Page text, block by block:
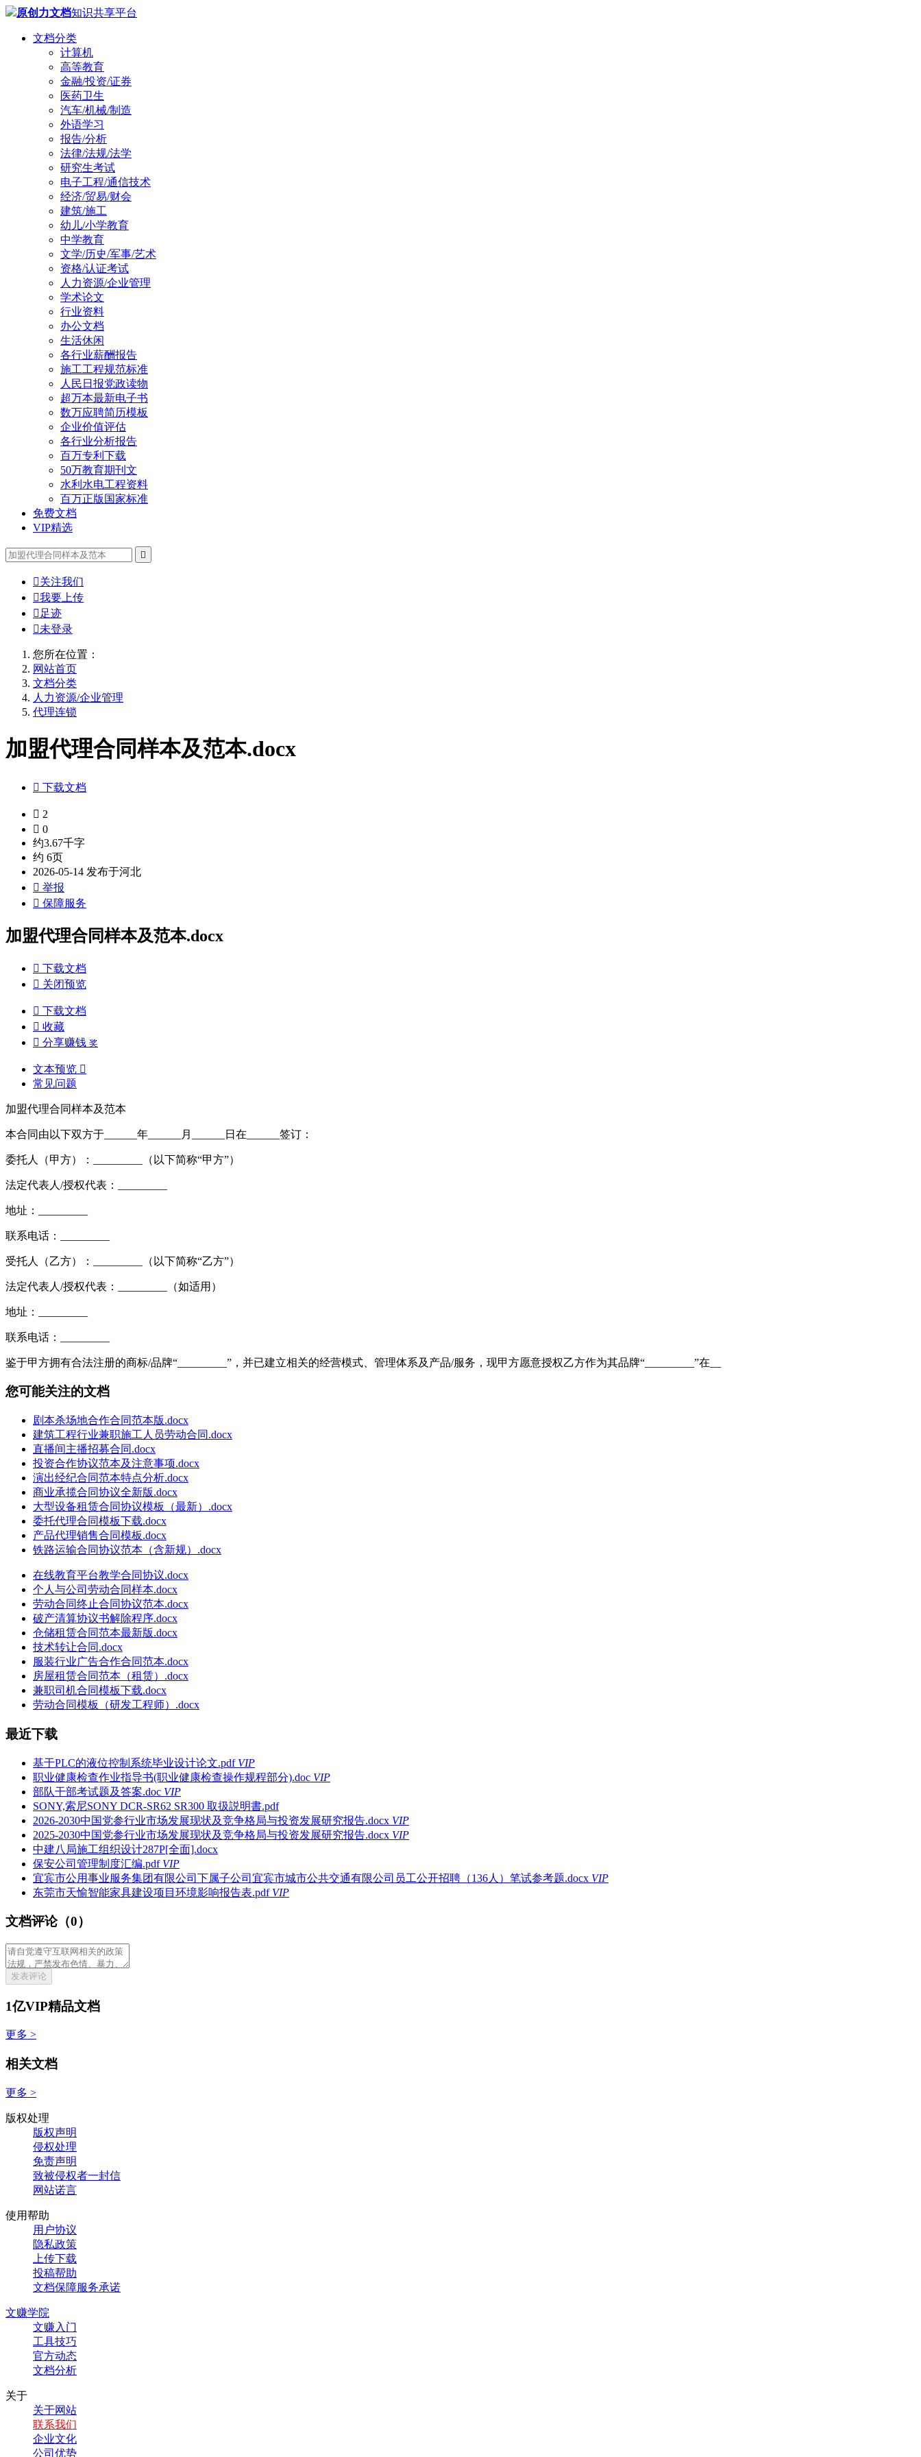
原创力文档知识共享平台
文档分类
计算机
高等教育
金融/投资/证券
医药卫生
汽车/机械/制造
外语学习
报告/分析
法律/法规/法学
研究生考试
电子工程/通信技术
经济/贸易/财会
建筑/施工
幼儿/小学教育
中学教育
文学/历史/军事/艺术
资格/认证考试
人力资源/企业管理
学术论文
行业资料
办公文档
生活休闲
各行业薪酬报告
施工工程规范标准
人民日报党政读物
超万本最新电子书
数万应聘简历模板
企业价值评估
各行业分析报告
百万专利下载
50万教育期刊文
水利水电工程资料
百万正版国家标准
免费文档
VIP精选

关注我们
我要上传
 足迹
未登录
您所在位置：
网站首页
文档分类
人力资源/企业管理
代理连锁
加盟代理合同样本及范本.docx
 下载文档
 2
 0
约3.67千字
约 6页
2026-05-14 发布于河北
 举报
 保障服务
加盟代理合同样本及范本.docx
 下载文档
 关闭预览
 下载文档
 收藏
 分享赚钱 奖
文本预览 
常见问题
加盟代理合同样本及范本
本合同由以下双方于______年______月______日在______签订：
委托人（甲方）：_________（以下简称“甲方”）
法定代表人/授权代表：_________
地址：_________
联系电话：_________
受托人（乙方）：_________（以下简称“乙方”）
法定代表人/授权代表：_________（如适用）
地址：_________
联系电话：_________
鉴于甲方拥有合法注册的商标/品牌“_________”，并已建立相关的经营模式、管理体系及产品/服务，现甲方愿意授权乙方作为其品牌“_________”在__
您可能关注的文档
剧本杀场地合作合同范本版.docx
建筑工程行业兼职施工人员劳动合同.docx
直播间主播招募合同.docx
投资合作协议范本及注意事项.docx
演出经纪合同范本特点分析.docx
商业承揽合同协议全新版.docx
大型设备租赁合同协议模板（最新）.docx
委托代理合同模板下载.docx
产品代理销售合同模板.docx
铁路运输合同协议范本（含新规）.docx
在线教育平台教学合同协议.docx
个人与公司劳动合同样本.docx
劳动合同终止合同协议范本.docx
破产清算协议书解除程序.docx
仓储租赁合同范本最新版.docx
技术转让合同.docx
服装行业广告合作合同范本.docx
房屋租赁合同范本（租赁）.docx
兼职司机合同模板下载.docx
劳动合同模板（研发工程师）.docx
最近下载
基于PLC的液位控制系统毕业设计论文.pdf VIP
职业健康检查作业指导书(职业健康检查操作规程部分).doc VIP
部队干部考试题及答案.doc VIP
SONY,索尼SONY DCR-SR62 SR300 取扱説明書.pdf
2026-2030中国党参行业市场发展现状及竞争格局与投资发展研究报告.docx VIP
2025-2030中国党参行业市场发展现状及竞争格局与投资发展研究报告.docx VIP
中建八局施工组织设计287P[全面].docx
保安公司管理制度汇编.pdf VIP
宜宾市公用事业服务集团有限公司下属子公司宜宾市城市公共交通有限公司员工公开招聘（136人）笔试参考题.docx VIP
东莞市天愉智能家具建设项目环境影响报告表.pdf VIP
文档评论（0）
发表评论
1亿VIP精品文档
更多 >
相关文档
更多 >
版权处理
版权声明
侵权处理
免责声明
致被侵权者一封信
网站诺言
使用帮助
用户协议
隐私政策
上传下载
投稿帮助
文档保障服务承诺
文赚学院
文赚入门
工具技巧
官方动态
文档分析
关于
关于网站
联系我们
企业文化
公司优势